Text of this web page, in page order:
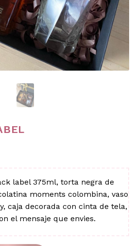
label 375ml, torta negra de
moments colombina, vaso
caja decorada con cinta de tela,
el mensaje que envies.